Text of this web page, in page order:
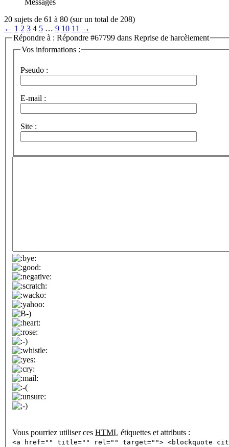
20 sujets de 61 à 80 (sur un total de 208)
← 1 2 3 4 5 … 9 10 11 →
Répondre à : Répondre #67799 dans Reprise de harcèlement
Vos informations :
Pseudo :
E-mail :
Site :
Vous pourriez utiliser ces HTML étiquettes et attributs :
<a href="" title="" rel="" target=""> <blockquote